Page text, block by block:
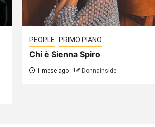
PEOPLE PRIMO PIANO
Chi è Sienna Spiro
1 mese ago Donnainside